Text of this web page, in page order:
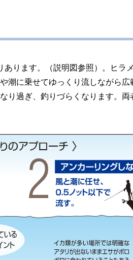
ります。（説明図参照）。ヒラ
潮に乗せてゆっくり流しながら
り過ぎ、釣りづらくなります。